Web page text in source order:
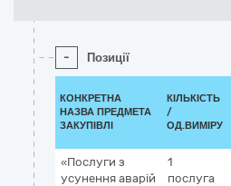
- Позиції
КОНКРЕТНА
НАЗВА ПРЕДМЕТА
ЗАКУПІВЛІ
КІЛЬКІСТЬ
/
ОД.ВИМІРУ
«Послуги з
усунення аварій
1
послуга